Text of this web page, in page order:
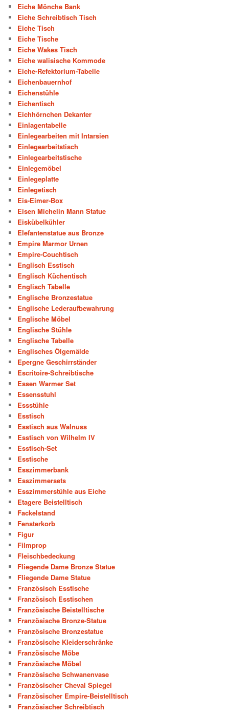
Eiche Mönche Bank
Eiche Schreibtisch Tisch
Eiche Tisch
Eiche Tische
Eiche Wakes Tisch
Eiche walisische Kommode
Eiche-Refektorium-Tabelle
Eichenbauernhof
Eichenstühle
Eichentisch
Eichhörnchen Dekanter
Einlagentabelle
Einlegearbeiten mit Intarsien
Einlegearbeitstisch
Einlegearbeitstische
Einlegemöbel
Einlegeplatte
Einlegetisch
Eis-Eimer-Box
Eisen Michelin Mann Statue
Eiskübelkühler
Elefantenstatue aus Bronze
Empire Marmor Urnen
Empire-Couchtisch
Englisch Esstisch
Englisch Küchentisch
Englisch Tabelle
Englische Bronzestatue
Englische Lederaufbewahrung
Englische Möbel
Englische Stühle
Englische Tabelle
Englisches Ölgemälde
Epergne Geschirrständer
Escritoire-Schreibtische
Essen Warmer Set
Essensstuhl
Essstühle
Esstisch
Esstisch aus Walnuss
Esstisch von Wilhelm IV
Esstisch-Set
Esstische
Esszimmerbank
Esszimmersets
Esszimmerstühle aus Eiche
Etagere Beistelltisch
Fackelstand
Fensterkorb
Figur
Filmprop
Fleischbedeckung
Fliegende Dame Bronze Statue
Fliegende Dame Statue
Französisch Esstische
Französisch Esstischen
Französische Beistelltische
Französische Bronze-Statue
Französische Bronzestatue
Französische Kleiderschränke
Französische Möbe
Französische Möbel
Französische Schwanenvase
Französischer Cheval Spiegel
Französischer Empire-Beistelltisch
Französischer Schreibtisch